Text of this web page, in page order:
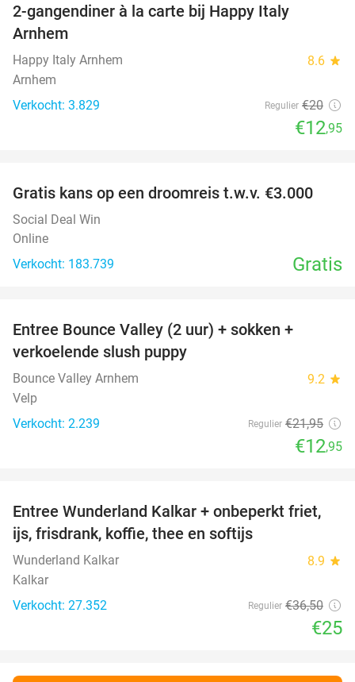
2-gangendiner à la carte bij Happy Italy
Arnhem
Happy Italy Arnhem 8.6 star
Arnhem
Verkocht: 3.829
Regulier €20
€12,95
Gratis kans op een droomreis t.w.v. €3.000
Social Deal Win
Online
Verkocht: 183.739
Gratis
Entree Bounce Valley (2 uur) + sokken +
verkoelende slush puppy
Bounce Valley Arnhem 9.2 star
Velp
Verkocht: 2.239
Regulier €21,95
€12,95
32%
Entree Wunderland Kalkar + onbeperkt friet,
ijs, frisdrank, koffie, thee en softijs
Wunderland Kalkar 8.9 star
Kalkar
Verkocht: 27.352
Regulier €36,50
€25